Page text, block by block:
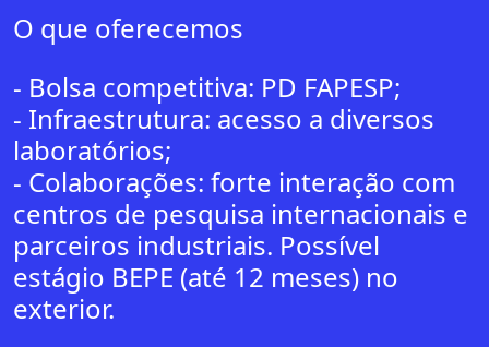
O que oferecemos
- Bolsa competitiva: PD FAPESP;
- Infraestrutura: acesso a diversos
laboratórios;
- Colaborações: forte interação com
centros de pesquisa internacionais e
parceiros industriais. Possível
estágio BEPE (até 12 meses) no
exterior.